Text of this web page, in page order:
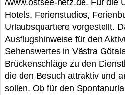
/www.ostsee-netz.de. Für die
Hotels, Ferienstudios,
Urlaubsquartiere vorgestellt.
Ausflugshinweise für den
Sehenswertes in Västra
Brückenschläge zu den
die den Besuch attraktiv und
sollen. Ob für den